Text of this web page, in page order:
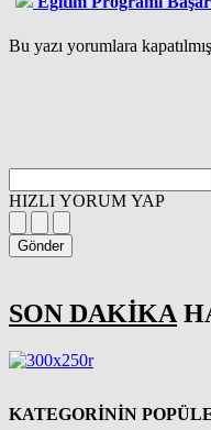
Bu yazı yorumlara
HIZLI YORUM YAP
Gönder
SON DAKİKA
KATEGORİNİN